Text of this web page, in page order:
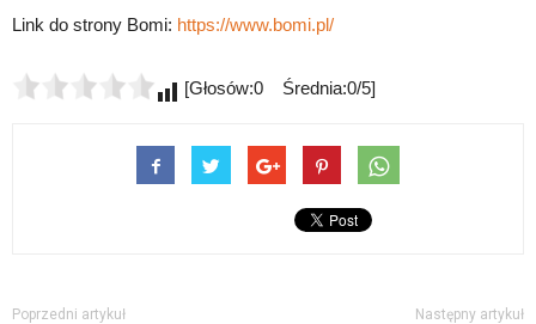
Link do strony Bomi: https://www.bomi.pl/
[Głosów:0 Średnia:0/5]
Poprzedni artykuł Następny artykuł